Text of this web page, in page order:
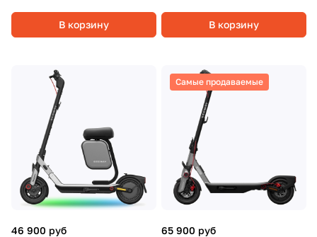
В корзину В корзину
46 900 руб
Самые продаваемые
65 900 руб